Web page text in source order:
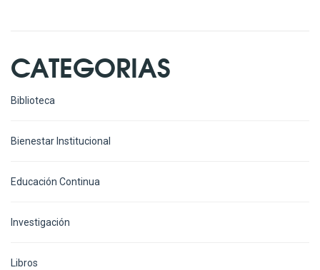
CATEGORIAS
Biblioteca
Bienestar Institucional
Educación Continua
Investigación
Libros